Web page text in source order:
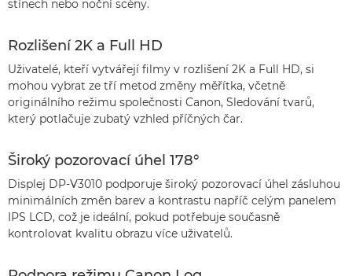
stínech nebo noční scény.
Rozlišení 2K a Full HD
Uživatelé, kteří vytvářejí filmy v rozlišení 2K a Full HD, si
mohou vybrat ze tří metod změny měřítka, včetně
originálního režimu společnosti Canon, Sledování tvarů,
který potlačuje zubatý vzhled příčných čar.
Široký pozorovací úhel 178°
Displej DP-V3010 podporuje široký pozorovací úhel zásluhou
minimálních změn barev a kontrastu napříč celým panelem
IPS LCD, což je ideální, pokud potřebuje současně
kontrolovat kvalitu obrazu více uživatelů.